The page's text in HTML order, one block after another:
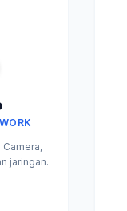
jaringan.